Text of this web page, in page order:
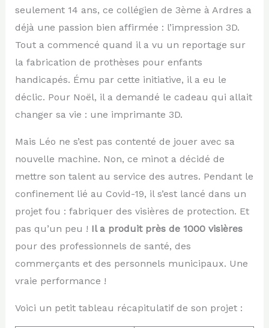
seulement 14 ans, ce collégien de 3ème à Ardres a
déjà une passion bien affirmée : l’impression 3D.
Tout a commencé quand il a vu un reportage sur
la fabrication de prothèses pour enfants
handicapés. Ému par cette initiative, il a eu le
déclic. Pour Noël, il a demandé le cadeau qui allait
changer sa vie : une imprimante 3D.
Mais Léo ne s’est pas contenté de jouer avec sa
nouvelle machine. Non, ce minot a décidé de
mettre son talent au service des autres. Pendant le
confinement lié au Covid-19, il s’est lancé dans un
projet fou : fabriquer des visières de protection. Et
pas qu’un peu ! Il a produit près de 1000 visières
pour des professionnels de santé, des
commerçants et des personnels municipaux. Une
vraie performance !
Voici un petit tableau récapitulatif de son projet :